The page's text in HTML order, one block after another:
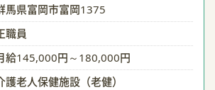
馬県富岡市富岡1375
職員
給145,000円～180,000円
護老人保健施設（老健）